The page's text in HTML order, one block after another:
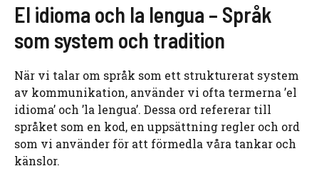
El idioma och la lengua – Språk
som system och tradition
När vi talar om språk som ett strukturerat system
av kommunikation, använder vi ofta termerna ’el
idioma’ och ’la lengua’. Dessa ord refererar till
språket som en kod, en uppsättning regler och ord
som vi använder för att förmedla våra tankar och
känslor.